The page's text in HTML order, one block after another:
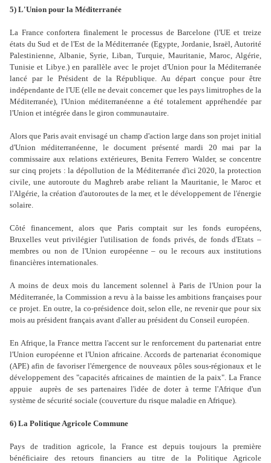
5) L'Union pour la Méditerranée
La France confortera finalement le processus de Barcelone (l'UE et treize
états du Sud et de l'Est de la Méditerranée (Egypte, Jordanie, Israël, Autorité
Palestinienne, Albanie, Syrie, Liban, Turquie, Mauritanie, Maroc, Algérie,
Tunisie et Libye.) en parallèle avec le projet d'Union pour la Méditerranée
lancé par le Président de la République. Au départ conçue pour être
indépendante de l'UE (elle ne devait concerner que les pays limitrophes de la
Méditerranée), l'Union méditerranéenne a été totalement appréhendée par
l'Union et intégrée dans le giron communautaire.
Alors que Paris avait envisagé un champ d'action large dans son projet initial
d'Union méditerranéenne, le document présenté mardi 20 mai par la
commissaire aux relations extérieures, Benita Ferrero Walder, se concentre
sur cinq projets : la dépollution de la Méditerranée d'ici 2020, la protection
civile, une autoroute du Maghreb arabe reliant la Mauritanie, le Maroc et
l'Algérie, la création d'autoroutes de la mer, et le développement de l'énergie
solaire.
Côté financement, alors que Paris comptait sur les fonds européens,
Bruxelles veut privilégier l'utilisation de fonds privés, de fonds d'Etats –
membres ou non de l'Union européenne – ou le recours aux institutions
financières internationales.
A moins de deux mois du lancement solennel à Paris de l'Union pour la
Méditerranée, la Commission a revu à la baisse les ambitions françaises pour
ce projet. En outre, la co-présidence doit, selon elle, ne revenir que pour six
mois au président français avant d'aller au président du Conseil européen.
En Afrique, la France mettra l'accent sur le renforcement du partenariat entre
l'Union européenne et l'Union africaine. Accords de partenariat économique
(APE) afin de favoriser l'émergence de nouveaux pôles sous-régionaux et le
développement des "capacités africaines de maintien de la paix". La France
appuie auprès de ses partenaires l'idée de doter à terme l'Afrique d'un
système de sécurité sociale (couverture du risque maladie en Afrique).
6) La Politique Agricole Commune
Pays de tradition agricole, la France est depuis toujours la première
bénéficiaire des retours financiers au titre de la Politique Agricole